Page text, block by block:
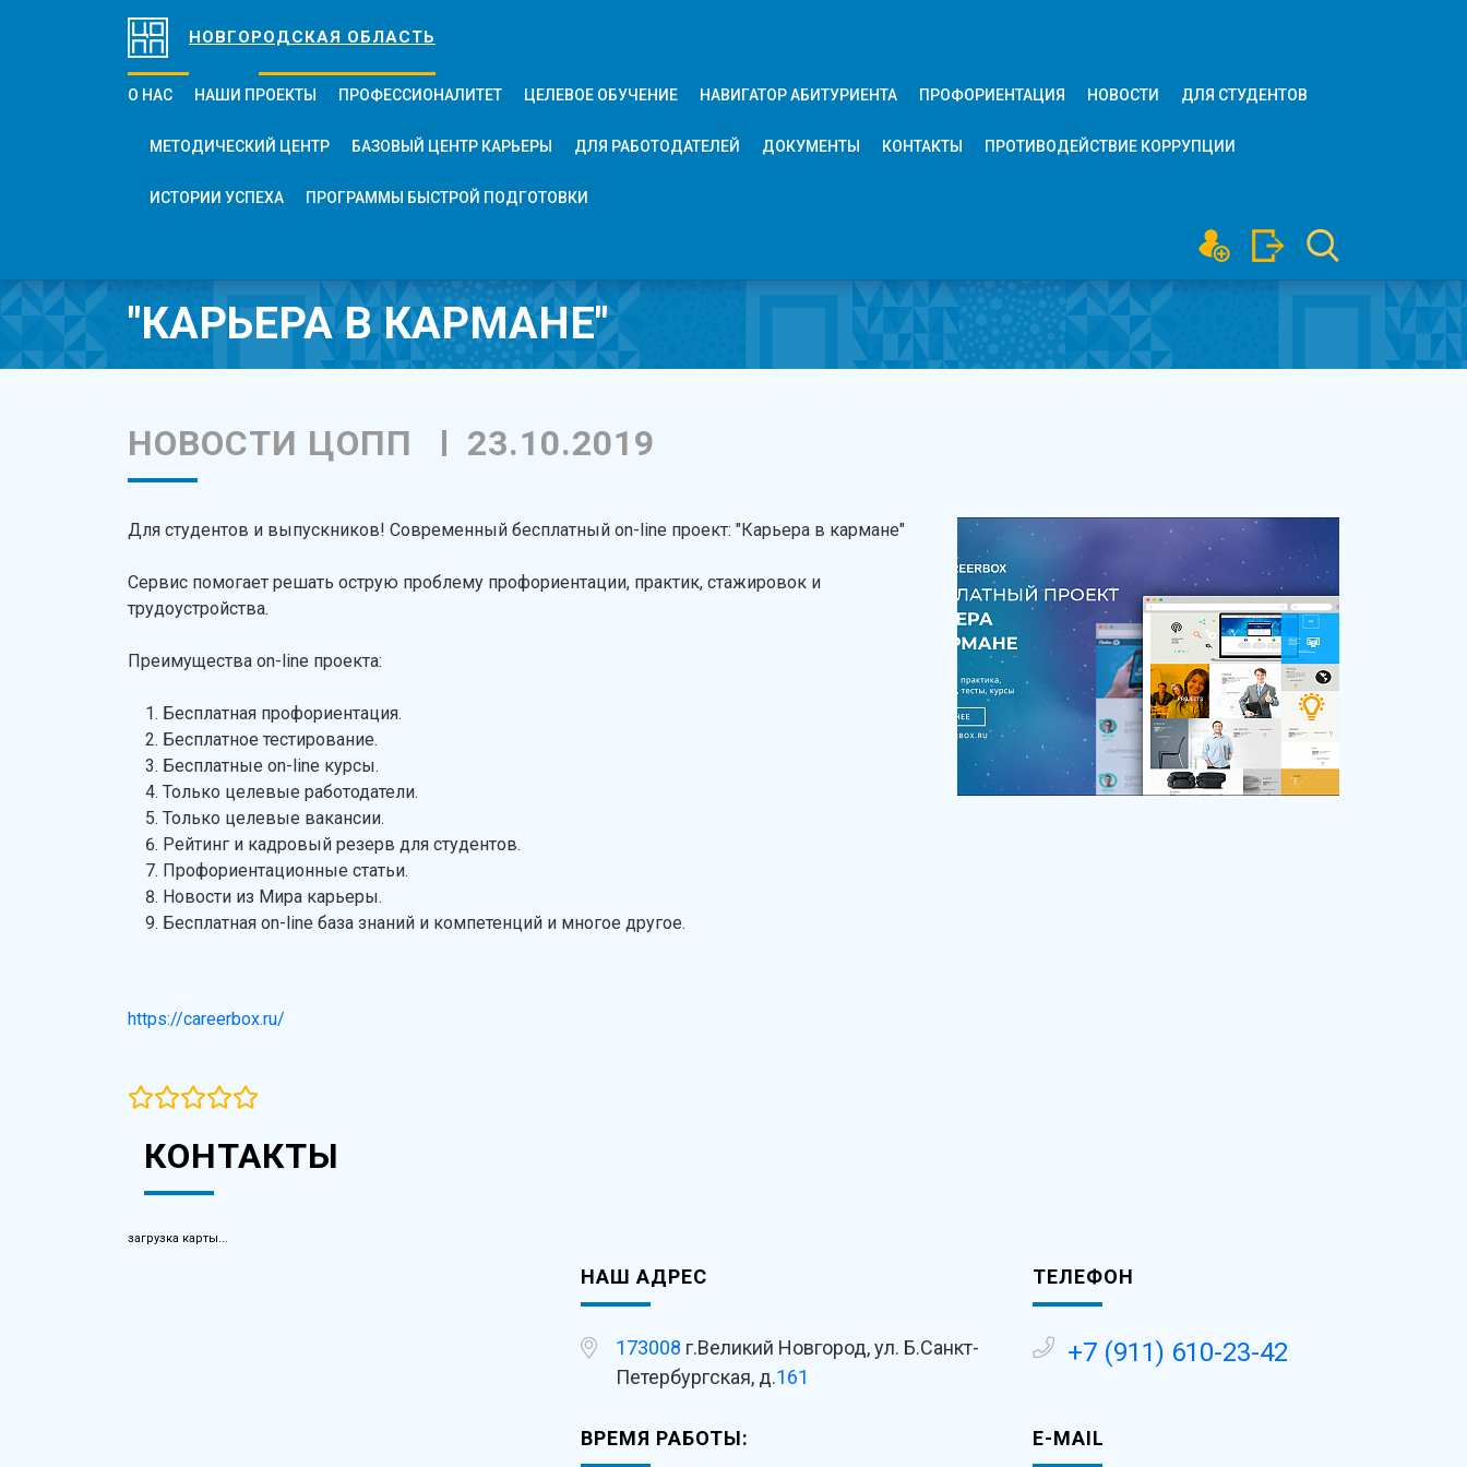
НОВГОРОДСКАЯ ОБЛАСТЬ
О НАС НАШИ ПРОЕКТЫ ПРОФЕССИОНАЛИТЕТ ЦЕЛЕВОЕ ОБУЧЕНИЕ НАВИГАТОР АБИТУРИЕНТА ПРОФОРИЕНТАЦИЯ НОВОСТИ ДЛЯ СТУДЕНТОВ
МЕТОДИЧЕСКИЙ ЦЕНТР БАЗОВЫЙ ЦЕНТР КАРЬЕРЫ ДЛЯ РАБОТОДАТЕЛЕЙ ДОКУМЕНТЫ КОНТАКТЫ ПРОТИВОДЕЙСТВИЕ КОРРУПЦИИ
ИСТОРИИ УСПЕХА ПРОГРАММЫ БЫСТРОЙ ПОДГОТОВКИ
"КАРЬЕРА В КАРМАНЕ"
НОВОСТИ ЦОПП 23.10.2019
Для студентов и выпускников! Современный бесплатный on-line проект: "Карьера в кармане"
Сервис помогает решать острую проблему профориентации, практик, стажировок и
трудоустройства.
Преимущества on-line проекта:
Бесплатная профориентация.
Бесплатное тестирование.
Бесплатные on-line курсы.
Только целевые работодатели.
Только целевые вакансии.
Рейтинг и кадровый резерв для студентов.
Профориентационные статьи.
Новости из Мира карьеры.
Бесплатная on-line база знаний и компетенций и многое другое.
https://careerbox.ru/
КОНТАКТЫ
загрузка карты...
НАШ АДРЕС
173008 г.Великий Новгород, ул. Б.Санкт-
Петербургская, д.161
ТЕЛЕФОН
+7 (911) 610-23-42
ВРЕМЯ РАБОТЫ: E-MAIL